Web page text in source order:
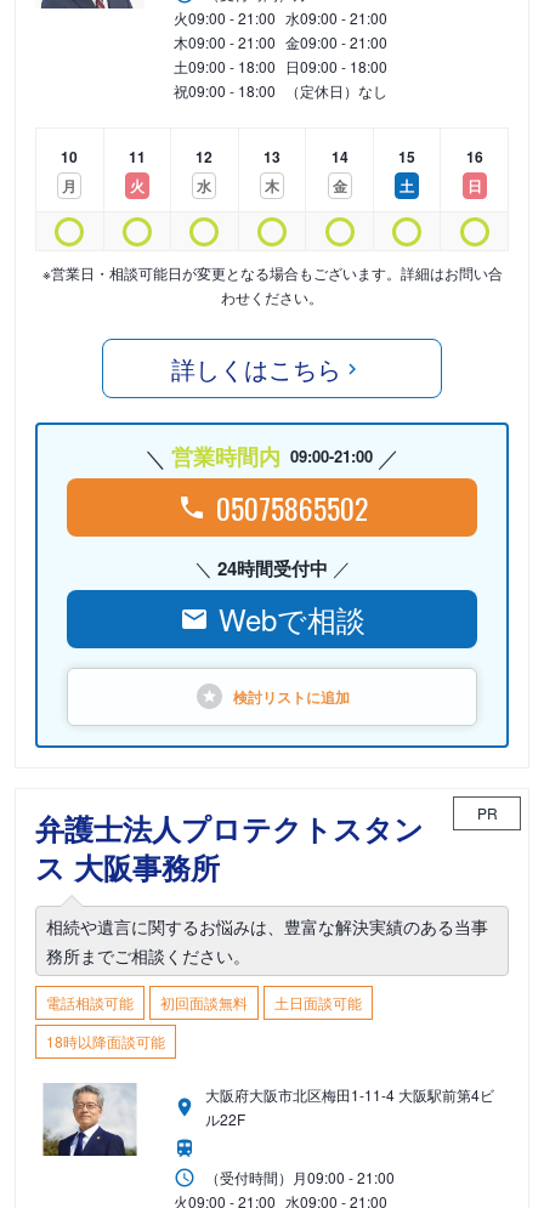
火09:00 - 21:00 水09:00 - 21:00
木09:00 - 21:00 金09:00 - 21:00
土09:00 - 18:00 日09:00 - 18:00
祝09:00 - 18:00 （定休日）なし
10
月
11
火
12
水
13
木
14
金
15
土
16
日
※営業日・相談可能日が変更となる場合もございます。詳細はお問い合
わせください。
詳しくはこちら
営業時間内 09:00-21:00
05075865502
24時間受付中
Webで相談
検討リストに追加
弁護士法人プロテクトスタン
ス 大阪事務所
PR
相続や遺言に関するお悩みは、豊富な解決実績のある当事
務所までご相談ください。
電話相談可能 初回面談無料
土日面談可能
18時以降面談可能
大阪府大阪市北区梅田1-11-4 大阪駅前第4ビ
ル22F
（受付時間） 月09:00 - 21:00
火09:00 - 21:00 水09:00 - 21:00